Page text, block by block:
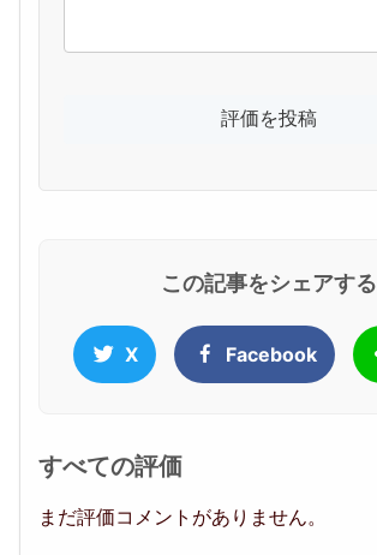
この記事をシェアする
X Facebook
すべての評価
まだ評価コメントがありません。